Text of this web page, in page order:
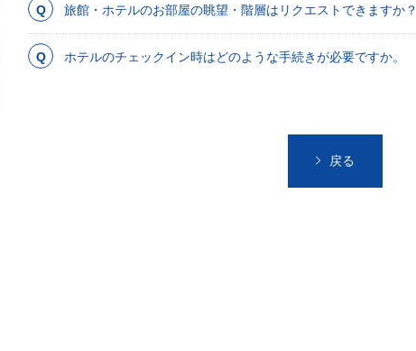
旅館・ホテルのお部屋の眺望・階層はリクエストできますか？
ホテルのチェックイン時はどのような手続きが必要ですか。
戻る